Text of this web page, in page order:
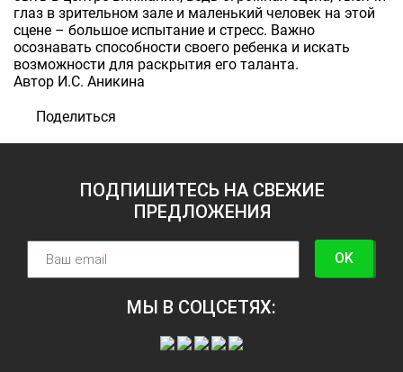
глаз в зрительном зале и маленький человек на этой
сцене – большое испытание и стресс. Важно
осознавать способности своего ребенка и искать
возможности для раскрытия его таланта.
Автор И.С. Аникина
Поделиться
ПОДПИШИТЕСЬ НА СВЕЖИЕ
ПРЕДЛОЖЕНИЯ
OK
МЫ В СОЦСЕТЯХ: